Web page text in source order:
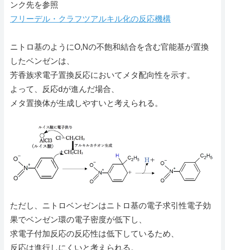
ンク先を参照
フリーデル・クラフツアルキル化の反応機構
ニトロ基のようにO,Nの不飽和結合を含む官能基が置換
したベンゼンは、
芳香族求電子置換反応においてメタ配向性を示す。
よって、反応dが進んだ場合、
メタ置換体が生成しやすいと考えられる。
ただし、ニトロベンゼンはニトロ基の電子求引性電子効
果でベンゼン環の電子密度が低下し、
求電子付加反応の反応性は低下しているため、
反応は進行しにくいと考えられる。